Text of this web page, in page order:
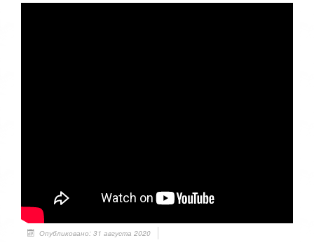
Опубликовано: 31 августа 2020